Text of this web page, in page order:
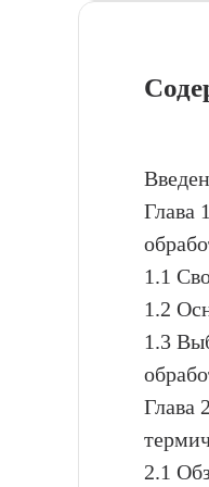
Глава
1.1
1.2
1.3
Глава
2.1